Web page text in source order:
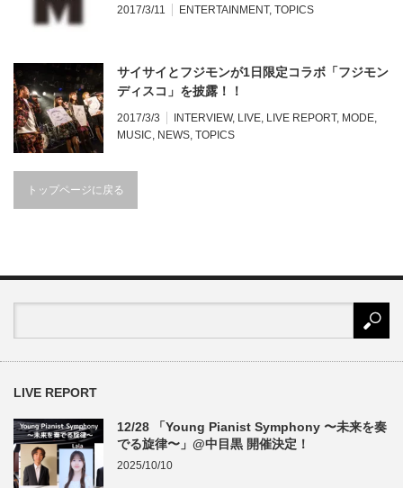
2017/3/11 ENTERTAINMENT, TOPICS
サイサイとフジモンが1日限定コラボ「フジモン
ディスコ」を披露！！
2017/3/3 INTERVIEW, LIVE, LIVE REPORT, MODE,
MUSIC, NEWS, TOPICS
トップページに戻る
LIVE REPORT
12/28 「Young Pianist Symphony 〜未来を奏
でる旋律〜」@中目黒 開催決定！
2025/10/10